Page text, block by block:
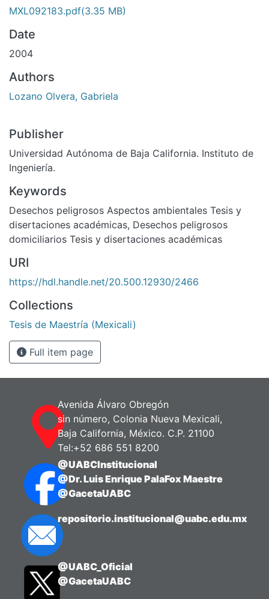
MXL092183.pdf(3.35 MB)
Date
2004
Authors
Lozano Olvera, Gabriela
Publisher
Universidad Autónoma de Baja California. Instituto de
Ingeniería.
Keywords
Desechos peligrosos Aspectos ambientales Tesis y
disertaciones académicas, Desechos peligrosos
domiciliarios Tesis y disertaciones académicas
URI
https://hdl.handle.net/20.500.12930/2466
Collections
Tesis de Maestría (Mexicali)
Full item page
Avenida Álvaro Obregón
sin número, Colonia Nueva Mexicali,
Baja California, México. C.P. 21100
Tel:+52 686 551 8200
@UABCInstitucional
@Dr. Luis Enrique PalaFox Maestre
@GacetaUABC
repositorio.institucional@uabc.edu.mx
@UABC_Oficial
@GacetaUABC